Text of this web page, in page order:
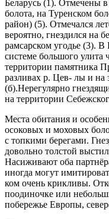
Беларусь (1). Отмечены
болота, на Туренском
район) (5). Отмечался
вероятно, гнездился на
рамсарском угодье (3).
системе большого улита
территории памят­ника
разливах р. Цев- лы и на
(б).Нерегулярно
на территории
Места обитания и
осоковых и моховых
с топкими берегами.
довольно толстой
Насиживают оба
иногда мо­гут
ком очень крикливы.
поодиночке или
побережье Европы,